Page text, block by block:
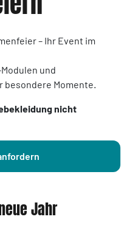
– Ihr Event im
und
Momente.
nicht
Jahr